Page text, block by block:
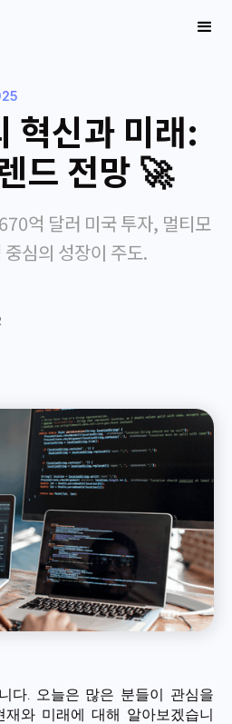
혁신과 미래:
드 전망 🚀
억 달러 미국 투자, 멀티모
심의 성장이 주도.
다. 오늘은 많은 분들이 관심을
와 미래에 대해 알아보겠습니